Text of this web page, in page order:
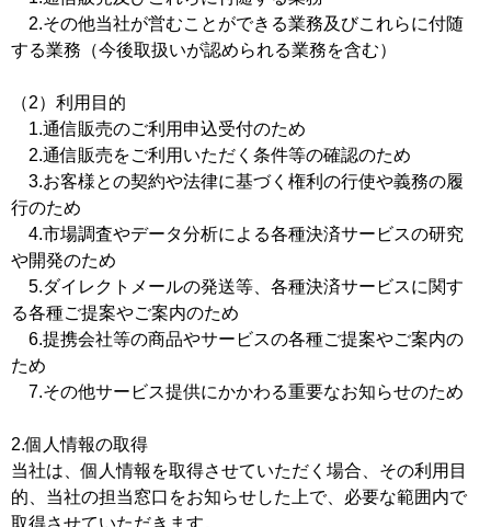
2.その他当社が営むことができる業務及びこれらに付随
する業務（今後取扱いが認められる業務を含む）
（2）利用目的
1.通信販売のご利用申込受付のため
2.通信販売をご利用いただく条件等の確認のため
3.お客様との契約や法律に基づく権利の行使や義務の履
行のため
4.市場調査やデータ分析による各種決済サービスの研究
や開発のため
5.ダイレクトメールの発送等、各種決済サービスに関す
る各種ご提案やご案内のため
6.提携会社等の商品やサービスの各種ご提案やご案内の
ため
7.その他サービス提供にかかわる重要なお知らせのため
2.個人情報の取得
当社は、個人情報を取得させていただく場合、その利用目
的、当社の担当窓口をお知らせした上で、必要な範囲内で
取得させていただきます。